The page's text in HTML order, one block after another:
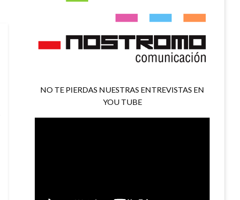
NO TE PIERDAS NUESTRAS ENTREVISTAS EN
YOU TUBE